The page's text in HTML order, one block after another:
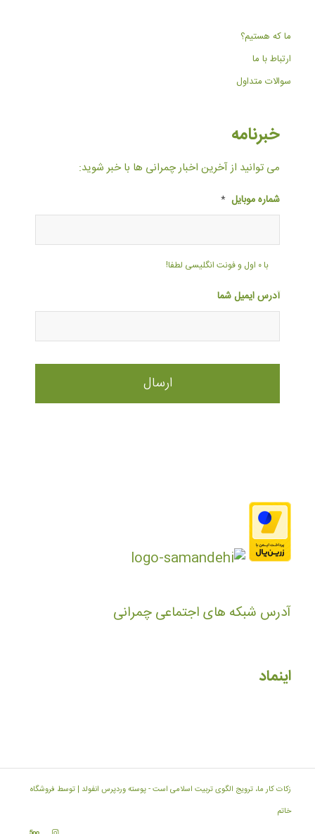
ما که هستیم؟
ارتباط با ما
سوالات متداول
خبرنامه
می توانید از آخرین اخبار چمرانی ها با خبر شوید:
شماره موبایل *
با ۰ اول و فونت انگلیسی لطفا!
آدرس ایمیل شما
آدرس شبکه های اجتماعی چمرانی
اینماد
زکات کار ما، ترویج الگوی تربیت اسلامی است -پوسته وردپرس انفولد | توسط فروشگاه
خاتم